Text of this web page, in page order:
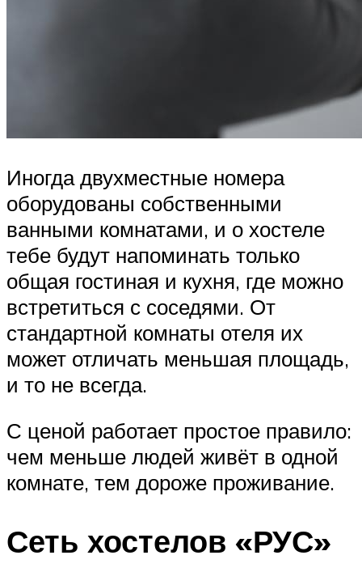
Иногда двухместные номера
оборудованы собственными
ванными комнатами, и о хостеле
тебе будут напоминать только
общая гостиная и кухня, где можно
встретиться с соседями. От
стандартной комнаты отеля их
может отличать меньшая площадь,
и то не всегда.
С ценой работает простое правило:
чем меньше людей живёт в одной
комнате, тем дороже проживание.
Сеть хостелов «РУС»